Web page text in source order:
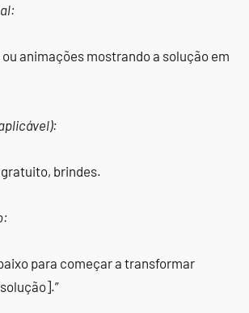
animações mostrando a solução em
brindes.
para começar a transformar